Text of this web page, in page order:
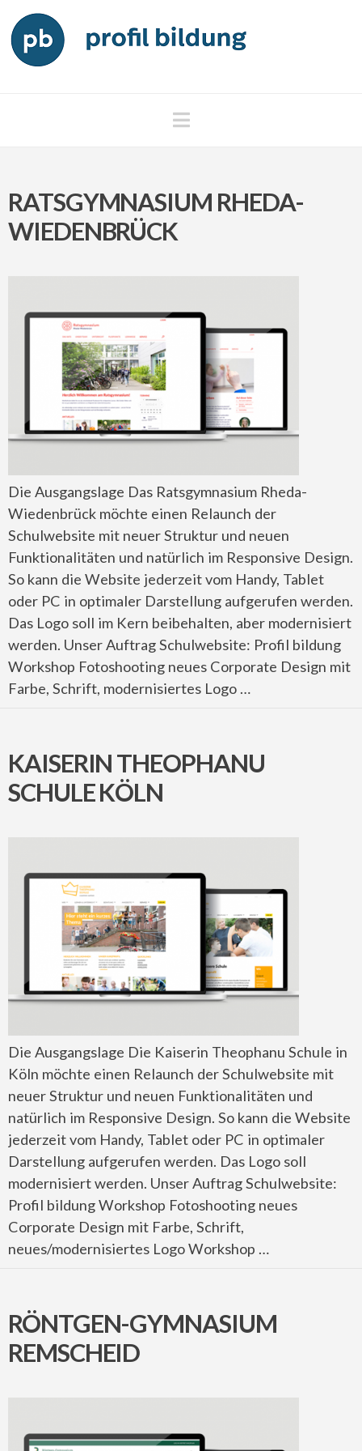
Navigation
RATSGYMNASIUM RHEDA-
WIEDENBRÜCK
Die Ausgangslage Das Ratsgymnasium Rheda-
Wiedenbrück möchte einen Relaunch der
Schulwebsite mit neuer Struktur und neuen
Funktionalitäten und natürlich im Responsive Design.
So kann die Website jederzeit vom Handy, Tablet
oder PC in optimaler Darstellung aufgerufen werden.
Das Logo soll im Kern beibehalten, aber modernisiert
werden. Unser Auftrag Schulwebsite: Profil bildung
Workshop Fotoshooting neues Corporate Design mit
Farbe, Schrift, modernisiertes Logo …
KAISERIN THEOPHANU
SCHULE KÖLN
Die Ausgangslage Die Kaiserin Theophanu Schule in
Köln möchte einen Relaunch der Schulwebsite mit
neuer Struktur und neuen Funktionalitäten und
natürlich im Responsive Design. So kann die Website
jederzeit vom Handy, Tablet oder PC in optimaler
Darstellung aufgerufen werden. Das Logo soll
modernisiert werden. Unser Auftrag Schulwebsite:
Profil bildung Workshop Fotoshooting neues
Corporate Design mit Farbe, Schrift,
neues/modernisiertes Logo Workshop …
RÖNTGEN-GYMNASIUM
REMSCHEID